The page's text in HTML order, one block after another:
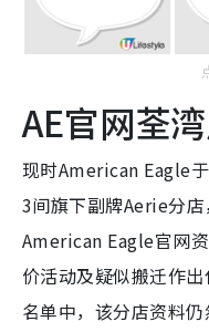
AE官网荃
现时American Eagle
3间旗下副牌Aerie分
American Eagle官网
价活动及疑似搬迁作
名单中，该分店资料仍